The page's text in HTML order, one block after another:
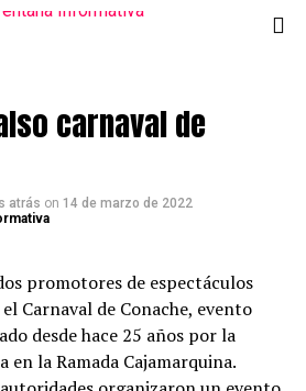
carnaval de
atrás on 14 de marzo de 2022
promotores de espectáculos
Carnaval de Conache, evento
desde hace 25 años por la
en la Ramada Cajamarquina.